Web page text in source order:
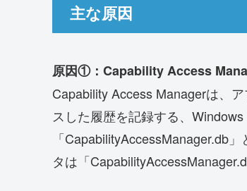
主な原因
原因①：Capability Access
Capability Access Managerは、
スした履歴を記録する、
「CapabilityAccessManager.db
タは「